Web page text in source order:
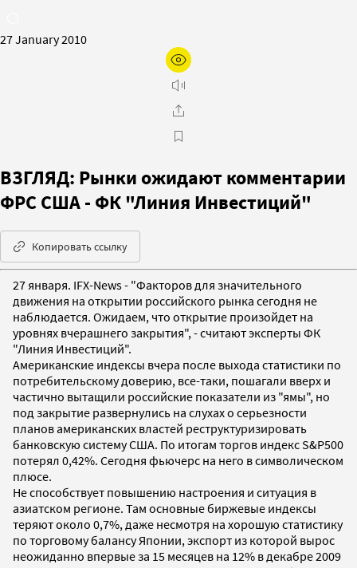
27 January 2010
ВЗГЛЯД: Рынки ожидают комментарии
ФРС США - ФК "Линия Инвестиций"
Копировать ссылку
27 января. IFX-News - "Факторов для значительного
движения на открытии российского рынка сегодня не
наблюдается. Ожидаем, что открытие произойдет на
уровнях вчерашнего закрытия", - считают эксперты ФК
"Линия Инвестиций".
Американские индексы вчера после выхода статистики по
потребительскому доверию, все-таки, пошагали вверх и
частично вытащили российские показатели из "ямы", но
под закрытие развернулись на слухах о серьезности
планов американских властей реструктуризировать
банковскую систему США. По итогам торгов индекс S&P500
потерял 0,42%. Сегодня фьючерс на него в символическом
плюсе.
Не способствует повышению настроения и ситуация в
азиатском регионе. Там основные биржевые индексы
теряют около 0,7%, даже несмотря на хорошую статистику
по торговому балансу Японии, экспорт из которой вырос
неожиданно впервые за 15 месяцев на 12% в декабре 2009